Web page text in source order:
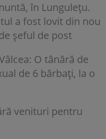
în Lungulețu.
a fost lovit din nou
șeful de post
O tânără de
de 6 bărbați, la o
venituri pentru